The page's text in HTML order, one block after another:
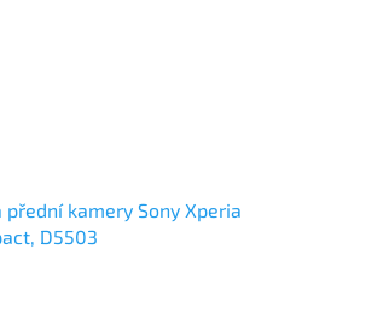
přední kamery Sony Xperia
D5503